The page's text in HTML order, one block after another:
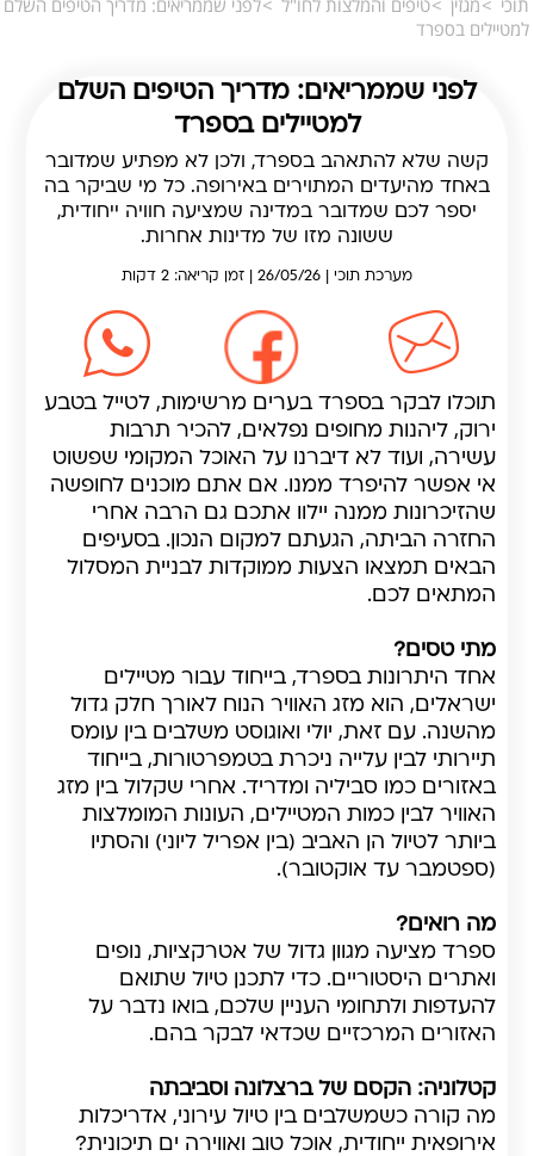
למטיילים בספרד
לפני שממריאים: מדריך הטיפים השלם
למטיילים בספרד
קשה שלא להתאהב בספרד, ולכן לא מפתיע שמדובר
באחד מהיעדים המתוירים באירופה. כל מי שביקר בה
יספר לכם שמדובר במדינה שמציעה חוויה ייחודית,
ששונה מזו של מדינות אחרות.
מערכת תוכי | 26/05/26 | זמן קריאה: 2 דקות
תוכלו לבקר בספרד בערים מרשימות, לטייל בטבע
ירוק, ליהנות מחופים נפלאים, להכיר תרבות
עשירה, ועוד לא דיברנו על האוכל המקומי שפשוט
אי אפשר להיפרד ממנו. אם אתם מוכנים לחופשה
שהזיכרונות ממנה יילוו אתכם גם הרבה אחרי
החזרה הביתה, הגעתם למקום הנכון. בסעיפים
הבאים תמצאו הצעות ממוקדות לבניית המסלול
המתאים לכם.
מתי טסים?
אחד היתרונות בספרד, בייחוד עבור מטיילים
ישראלים, הוא מזג האוויר הנוח לאורך חלק גדול
מהשנה. עם זאת, יולי ואוגוסט משלבים בין עומס
תיירותי לבין עלייה ניכרת בטמפרטורות, בייחוד
באזורים כמו סביליה ומדריד. אחרי שקלול בין מזג
האוויר לבין כמות המטיילים, העונות המומלצות
ביותר לטיול הן האביב (בין אפריל ליוני) והסתיו
(ספטמבר עד אוקטובר).
מה רואים?
ספרד מציעה מגוון גדול של אטרקציות, נופים
ואתרים היסטוריים. כדי לתכנן טיול שתואם
להעדפות ולתחומי העניין שלכם, בואו נדבר על
האזורים המרכזיים שכדאי לבקר בהם.
קטלוניה: הקסם של ברצלונה וסביבתה
מה קורה כשמשלבים בין טיול עירוני, אדריכלות
אירופאית ייחודית, אוכל טוב ואווירה ים תיכונית?